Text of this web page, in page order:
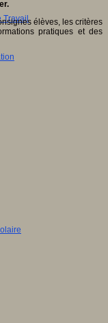
Travail élèves, les critères
pratiques et des